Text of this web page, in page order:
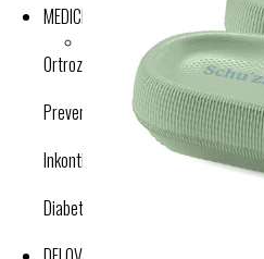
MEDICINSKI IZDELKI
Ortroze in opornice
Preventivne kompresijske nogavice
Inkontinenca
Diabetes